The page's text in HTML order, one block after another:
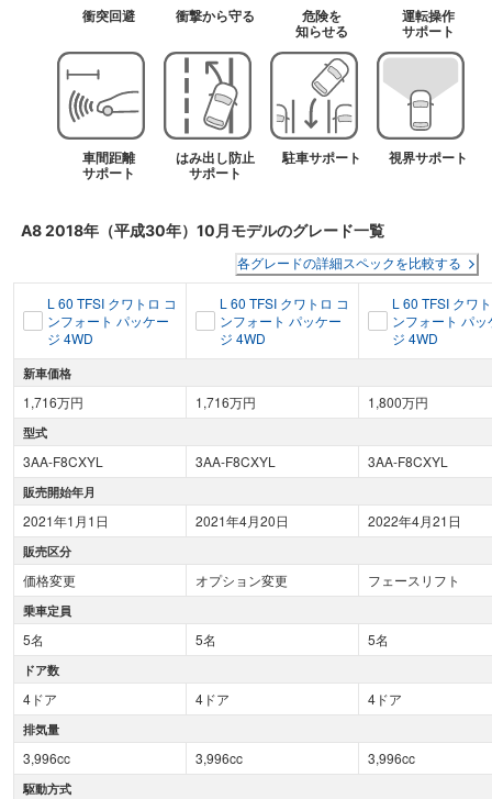
衝突回避 衝撃から守る 危険を
知らせる
運転操作
サポート
車間距離
サポート
はみ出し防止
サポート
駐車サポート 視界サポート
A82018年（平成30年）10月モデルのグレード一覧
各グレードの詳細スペックを比較する
L 60 TFSI クワトロ コ
ンフォート パッケー
ジ 4WD
L 60 TFSI クワトロ コ
ンフォート パッケー
ジ 4WD
L 60 TFSI クワ
ンフォート パッ
ジ 4WD
新車価格
1,716万円 1,716万円 1,800万円
型式
3AA-F8CXYL 3AA-F8CXYL 3AA-F8CXYL
販売開始年月
2021年1月1日 2021年4月20日 2022年4月21日
販売区分
価格変更 オプション変更 フェースリフト
乗車定員
5名 5名 5名
ドア数
4ドア 4ドア 4ドア
排気量
3,996cc 3,996cc 3,996cc
駆動方式